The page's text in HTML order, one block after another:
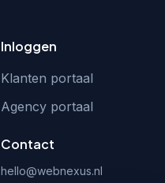
Inloggen
Klanten portaal
Agency portaal
Contact
hello@webnexus.nl